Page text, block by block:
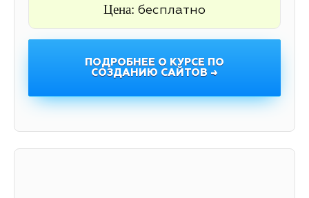
Цена: бесплатно
ПОДРОБНЕЕ О КУРСЕ ПО
СОЗДАНИЮ САЙТОВ →